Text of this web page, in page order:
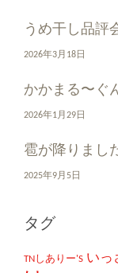
うめ干し品評
2026年3月18日
かかまる〜ぐ
2026年1月29日
雹が降りまし
2025年9月5日
タグ
TNしありー'S いっ